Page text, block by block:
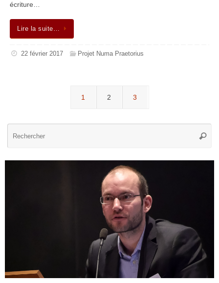
écriture…
Lire la suite…
22 février 2017 Projet Numa Praetorius
1 2 3